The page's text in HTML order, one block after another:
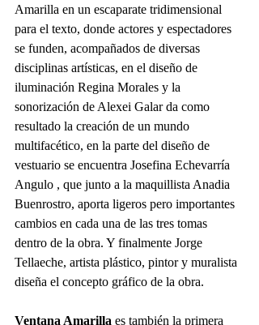
Amarilla en un escaparate tridimensional
para el texto, donde actores y espectadores
se funden, acompañados de diversas
disciplinas artísticas, en el diseño de
iluminación Regina Morales y la
sonorización de Alexei Galar da como
resultado la creación de un mundo
multifacético, en la parte del diseño de
vestuario se encuentra Josefina Echevarría
Angulo , que junto a la maquillista Anadia
Buenrostro, aporta ligeros pero importantes
cambios en cada una de las tres tomas
dentro de la obra. Y finalmente Jorge
Tellaeche, artista plástico, pintor y muralista
diseña el concepto gráfico de la obra.
Ventana Amarilla es también la primera